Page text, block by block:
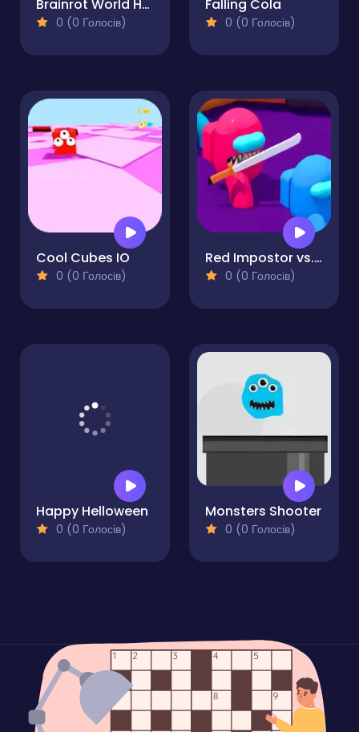
Brainrot World Hole.io
0 (0 Голосів)
Falling Cola
0 (0 Голосів)
Cool Cubes IO
0 (0 Голосів)
Red Impostor vs. Crew
0 (0 Голосів)
Happy Helloween
0 (0 Голосів)
Monsters Shooter
0 (0 Голосів)